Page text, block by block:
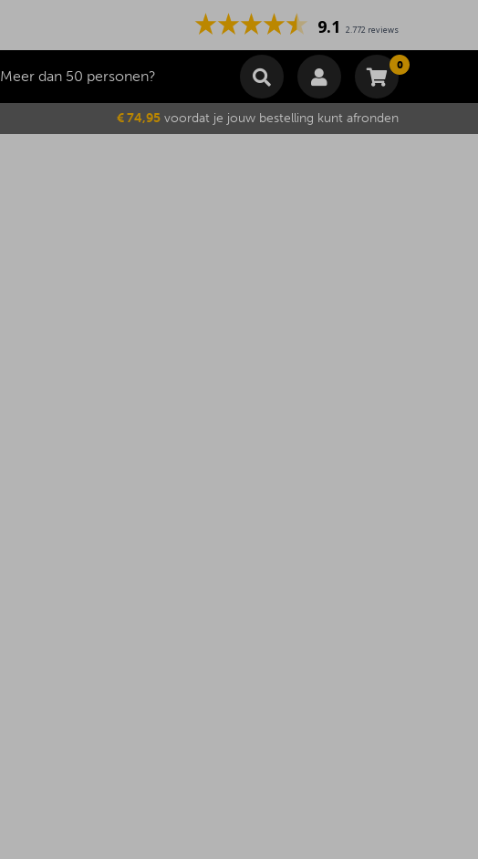
9.1 2.772 reviews
Meer dan 50 personen?
0
Winkelmand
Subtotaal €0,00
€ 74,95 voordat je jouw bestelling kunt afronden